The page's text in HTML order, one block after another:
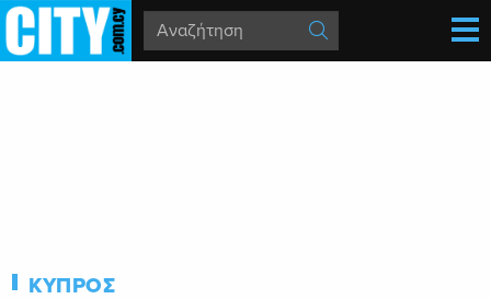
ΚΥΠΡΟΣ